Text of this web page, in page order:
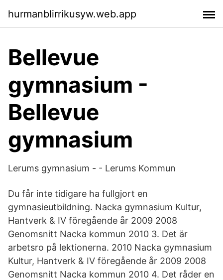
hurmanblirrikusyw.web.app
Bellevue
gymnasium -
Bellevue
gymnasium
Lerums gymnasium - - Lerums Kommun
Du får inte tidigare ha fullgjort en
gymnasieutbildning. Nacka gymnasium Kultur,
Hantverk & IV föregående år 2009 2008
Genomsnitt Nacka kommun 2010 3. Det är
arbetsro på lektionerna. 2010 Nacka gymnasium
Kultur, Hantverk & IV föregående år 2009 2008
Genomsnitt Nacka kommun 2010 4. Det råder en